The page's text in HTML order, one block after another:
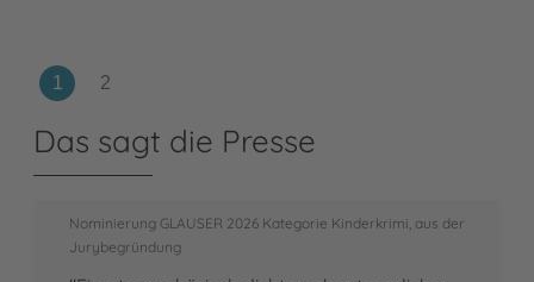
Das sagt die Presse
Nominierung GLAUSER 2026 Kategorie Kinderkrimi, aus der
Jurybegründung